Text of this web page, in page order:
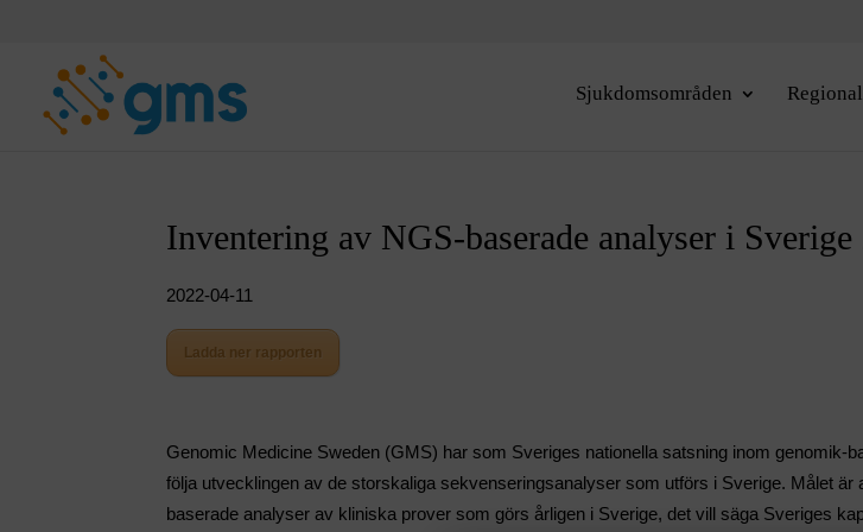
Sjukdomsområden
Inventering av NGS-baserade analyser i Sverige
2022-04-11
Ladda ner rapporten
Genomic Medicine Sweden (GMS) har som Sveriges nationella satsning inom
följa utvecklingen av de storskaliga sekvenseringsanalyser som utförs i Sverige. Målet
baserade analyser av kliniska prover som görs årligen i Sverige, det vill säga Sveriges